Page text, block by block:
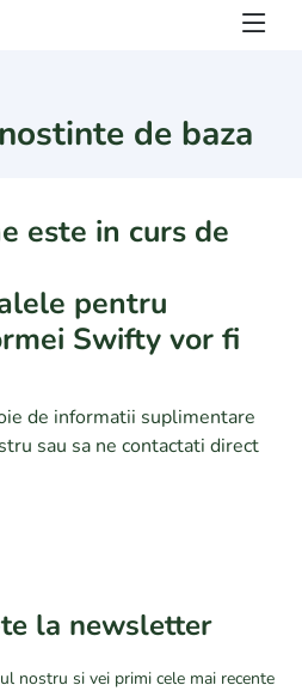
de baza
este in curs de
pentru
Swifty vor fi
de informatii suplimentare
sau sa ne contactati direct
la newsletter
nostru si vei primi cele mai recente